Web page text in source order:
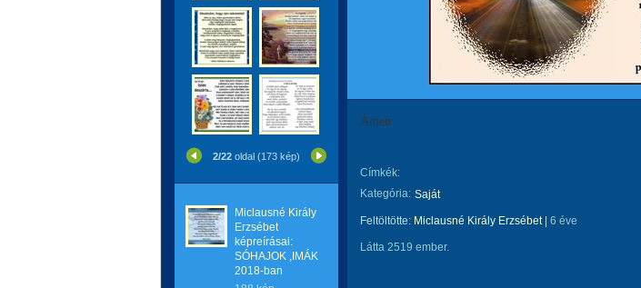
2/22 oldal (173 kép)
Miclausné Király
Erzsébet
képreírásai:
SÓHAJOK ,IMÁK
2018-ban
Ámen
Címkék:
Kategória: Saját
Feltöltötte: Miclausné Király Erzsébet| 6 éve
Látta 2519 ember.